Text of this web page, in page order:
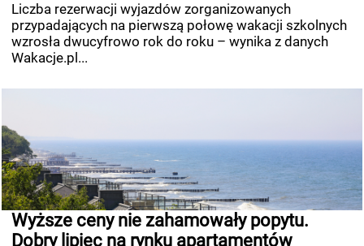
Liczba rezerwacji wyjazdów zorganizowanych
przypadających na pierwszą połowę wakacji szkolnych
wzrosła dwucyfrowo rok do roku – wynika z danych
Wakacje.pl...
Wyższe ceny nie zahamowały popytu.
Dobry lipiec na rynku apartamentów